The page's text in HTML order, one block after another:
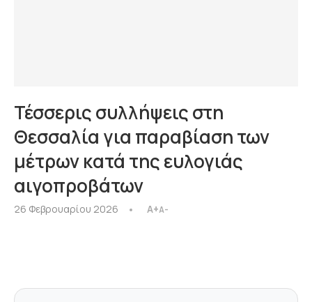
Τέσσερις συλλήψεις στη
Θεσσαλία για παραβίαση των
μέτρων κατά της ευλογιάς
αιγοπροβάτων
26 Φεβρουαρίου 2026 A+A-